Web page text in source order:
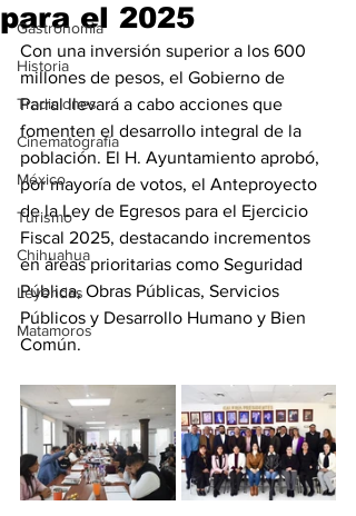
Gastronomìa
Historia
Tradiciones
Cinematografía
México
Turismo
Chihuahua
Leyendas
Matamoros
para el 2025
Con una inversión superior a los 600
millones de pesos, el Gobierno de
Parral llevará a cabo acciones que
fomenten el desarrollo integral de la
población. El H. Ayuntamiento aprobó,
por mayoría de votos, el Anteproyecto
de la Ley de Egresos para el Ejercicio
Fiscal 2025, destacando incrementos
en áreas prioritarias como Seguridad
Pública, Obras Públicas, Servicios
Públicos y Desarrollo Humano y Bien
Común.